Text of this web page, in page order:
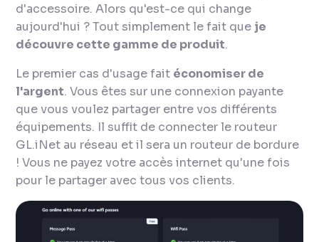
d'accessoire. Alors qu'est-ce qui change
aujourd'hui ? Tout simplement le fait que je
découvre cette gamme de produit.
Le premier cas d'usage fait économiser de
l'argent. Vous êtes sur une connexion payante
que vous voulez partager entre vos différents
équipements. Il suffit de connecter le routeur
GL.iNet au réseau et il sera un routeur de bordure
! Vous ne payez votre accès internet qu'une fois
pour le partager avec tous vos clients.